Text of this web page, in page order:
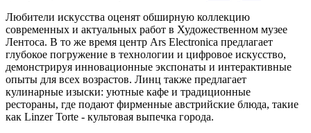
Любители искусства оценят обширную коллекцию
современных и актуальных работ в Художественном музее
Лентоса. В то же время центр Ars Electronica предлагает
глубокое погружение в технологии и цифровое искусство,
демонстрируя инновационные экспонаты и интерактивные
опыты для всех возрастов. Линц также предлагает
кулинарные изыски: уютные кафе и традиционные
рестораны, где подают фирменные австрийские блюда, такие
как Linzer Torte - культовая выпечка города.